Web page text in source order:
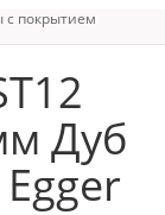
с покрытием
Дуб